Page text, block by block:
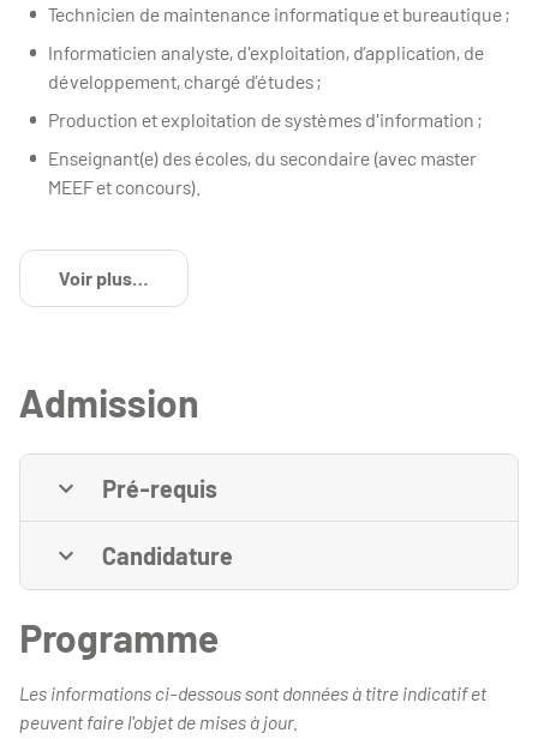
Technicien de maintenance informatique et bureautique ;
Informaticien analyste, d'exploitation, d’application, de
développement, chargé d’études ;
Production et exploitation de systèmes d'information ;
Enseignant(e) des écoles, du secondaire (avec master
MEEF et concours).
Voir plusde détails
Admission
Pré-requis
Candidature
Programme
Les informations ci-dessous sont données à titre indicatif et
peuvent faire l'objet de mises à jour.